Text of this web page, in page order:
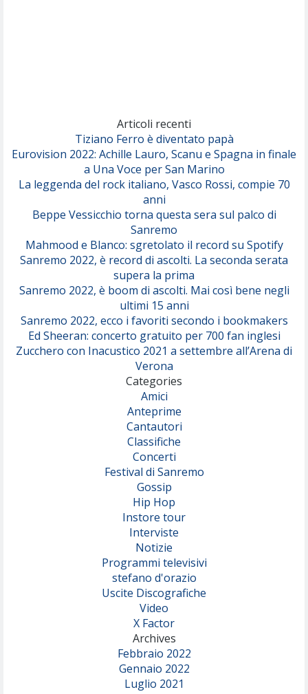
Articoli recenti
Tiziano Ferro è diventato papà
Eurovision 2022: Achille Lauro, Scanu e Spagna in finale
a Una Voce per San Marino
La leggenda del rock italiano, Vasco Rossi, compie 70
anni
Beppe Vessicchio torna questa sera sul palco di
Sanremo
Mahmood e Blanco: sgretolato il record su Spotify
Sanremo 2022, è record di ascolti. La seconda serata
supera la prima
Sanremo 2022, è boom di ascolti. Mai così bene negli
ultimi 15 anni
Sanremo 2022, ecco i favoriti secondo i bookmakers
Ed Sheeran: concerto gratuito per 700 fan inglesi
Zucchero con Inacustico 2021 a settembre all’Arena di
Verona
Categories
Amici
Anteprime
Cantautori
Classifiche
Concerti
Festival di Sanremo
Gossip
Hip Hop
Instore tour
Interviste
Notizie
Programmi televisivi
stefano d'orazio
Uscite Discografiche
Video
X Factor
Archives
Febbraio 2022
Gennaio 2022
Luglio 2021